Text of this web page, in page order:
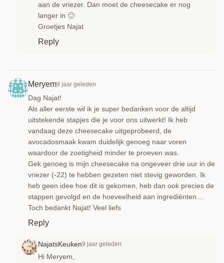
aan de vriezer. Dan moet de cheesecake er nog
langer in 🙂
Groetjes Najat
Reply
Meryem9 jaar geleden
Dag Najat!
Als aller eerste wil ik je super bedanken voor de altijd
uitstekende stapjes die je voor ons uitwerkt! Ik heb
vandaag deze cheesecake uitgeprobeerd, de
avocadosmaak kwam duidelijk genoeg naar voren
waardoor de zoetigheid minder te proeven was.
Gek genoeg is mijn cheesecake na ongeveer drie uur in de
vriezer (-22) te hebben gezeten niet stevig geworden. Ik
heb geen idee hoe dit is gekomen, heb dan ook precies de
stappen gevolgd en de hoeveelheid aan ingrediënten…
Toch bedankt Najat! Veel liefs
Reply
NajatsKeuken9 jaar geleden
Hi Meryem,